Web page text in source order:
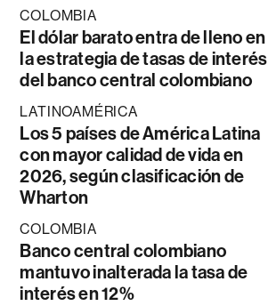
COLOMBIA
El dólar barato entra de lleno en
la estrategia de tasas de interés
del banco central colombiano
LATINOAMÉRICA
Los 5 países de América Latina
con mayor calidad de vida en
2026, según clasificación de
Wharton
COLOMBIA
Banco central colombiano
mantuvo inalterada la tasa de
interés en 12%